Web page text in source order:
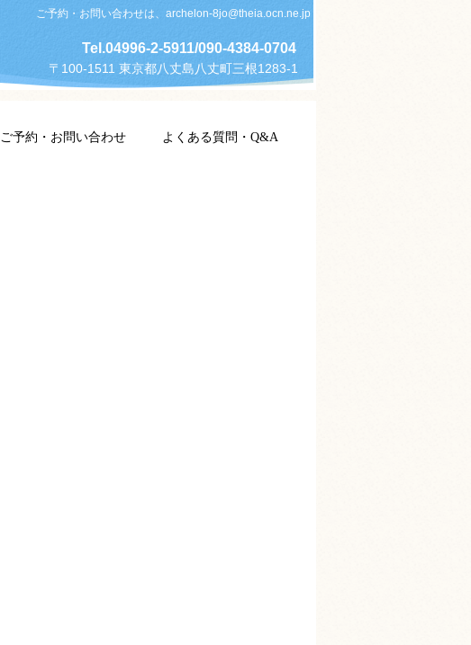
ご予約・お問い合わせは、archelon-8jo@theia.ocn.ne.jp
Tel.04996-2-5911/090-4384-0704
〒100-1511 東京都八丈島八丈町三根1283-1
ご予約・お問い合わせ よくある質問・Q&A